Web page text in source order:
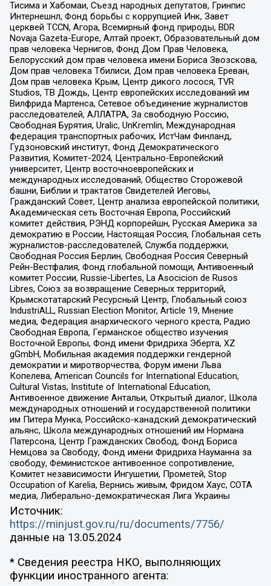
Тисима и Хабомаи, Съезд народных депутатов, Гринпис
Интернешнл, Фонд борьбы с коррупцией Инк, Завет
церквей TCCN, Агора, Всемирный фонд природы, BDR
Novaja Gazeta-Europe, Алтай проект, Образовательный дом
прав человека Чернигов, Фонд Дом Прав Человека,
Белорусский дом прав человека имени Бориса Звозскова,
Дом прав человека Тбилиси, Дом прав человека Ереван,
Дом прав человека Крым, Центр дикого лосося, TVR
Studios, ТВ Дождь, Центр европейских исследований им
Вилфрида Мартенса, Сетевое объединение журналистов
расследователей, АЛЛАТРА, За свободную Россию,
Свободная Бурятия, Uralic, UnKremlin, Международная
федерация транспортных рабочих, ИстЧам Финланд,
Гудзоновский институт, Фонд Демократического
Развития, Комитет-2024, Центрально-Европейский
университет, Центр восточноевропейских и
международных исследований, Общество Сторожевой
башни, Библии и трактатов Свидетелей Иеговы,
Гражданский Совет, Центр анализа европейской политики,
Академическая сеть Восточная Европа, Российский
комитет действия, РЭНД корпорейшн, Русская Америка за
демократию в России, Настоящая Россия, Глобальная сеть
журналистов-расследователей, Служба поддержки,
Свободная Россия Берлин, Свободная Россия Северный
Рейн-Вестфалия, Фонд глобальной помощи, Антивоенный
комитет России, Russie-Libertes, La Asocicion de Rusos
Libres, Союз за возвращение Северных территорий,
Крымскотатарский Ресурсный Центр, Глобальный союз
IndustriALL, Russian Election Monitor, Article 19, Мнение
медиа, Федерация анархического черного креста, Радио
Свободная Европа, Германское общество изучения
Восточной Европы, Фонд имени Фридриха Эберта, XZ
gGmbH, Мобильная академия поддержки гендерной
демократии и миротворчества, Форум имени Льва
Копелева, American Councils for International Education,
Cultural Vistas, Institute of International Education,
Антивоенное движение Антальи, Открытый диалог, Школа
международных отношений и государственной политики
им Питера Мунка, Российско-канадский демократический
альянс, Школа международных отношений им Нормана
Патерсона, Центр Гражданских Свобод, Фонд Бориса
Немцова за Свободу, Фонд имени Фридриха Науманна за
свободу, Феминистское антивоенное сопротивление,
Комитет независимости Ингушетии, Прометей, Stop
Occupation of Karelia, Вернись живым, Фридом Хаус, СОТА
медиа, Либерально-демократическая Лига Украины
Источник:
https://minjust.gov.ru/ru/documents/7756/
данные на 13.05.2024
* Сведения реестра НКО, выполняющих
функции иностранного агента: